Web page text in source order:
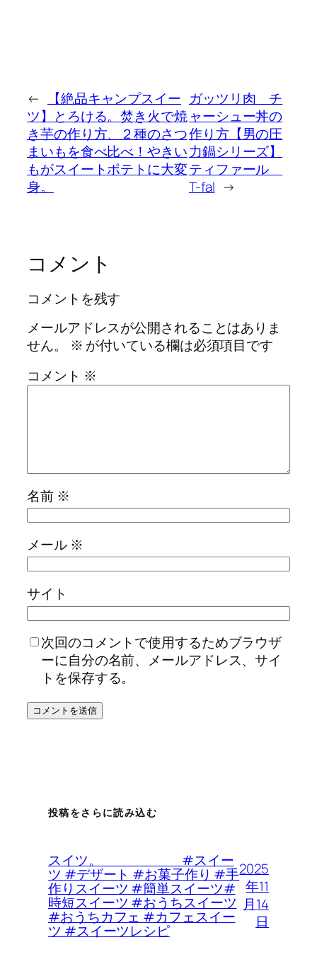
←
【絶品キャンプスイー
ツ】とろける。焚き火で焼
き芋の作り方、２種のさつ
まいもを食べ比べ！やきい
もがスイートポテトに大変
身。
ガッツリ肉 チ
ャーシュー丼の
作り方【男の圧
力鍋シリーズ】
ティファール
T-fal →
コメント
コメントを残す
メールアドレスが公開されることはありま
せん。
※ が付いている欄は必須項目です
コメント ※
名前 ※
メール ※
サイト
次回のコメントで使用するためブラウザ
ーに自分の名前、メールアドレス、サイ
トを保存する。
投稿をさらに読み込む
スイツ。 #スイー
ツ #デザート #お菓子作り #手
作りスイーツ #簡単スイーツ#
時短スイーツ #おうちスイーツ
#おうちカフェ #カフェスイー
ツ #スイーツレシピ
2025
年11
月14
日